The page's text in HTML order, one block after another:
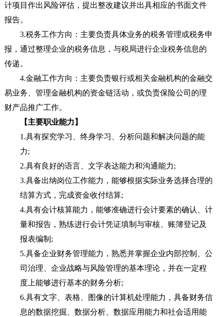
计项目作出风险评估，提出整改建议并出具相应的书面文件
报告。
3.税务工作方向：主要负责具体业务的税务管理或税务申
报，通过整理企业的税务信息，与税局进行企业税务信息的
传递。
4.金融工作方向：主要负责银行或相关金融机构的金融交
易业务、管理金融机构的资金链活动，或负责保险公司的理
财产品推广工作。
【主要职业能力】
1.具有探究学习、终身学习、分析问题和解决问题的能
力;
2.具有良好的语言、文字表达能力和沟通能力;
3.具备出纳岗位工作能力，能够根据实际业务选择合理的
结算方式，完成资金收付结算;
4.具有会计核算能力，能够准确进行会计要素的确认、计
量和报告，熟练进行会计凭证填制与审核、账簿登记及
报表编制 ;
5.具备企业财务管理能力，熟悉并掌握企业内部控制、公
司治理、企业战略与风险管理的基本理论，并在一定程
度上能够进行基本的财务分析;
6.具有文字、表格、图像的计算机处理能力，具备财务信
息的数据挖掘、数据分析、数据应用能力和社会适用能